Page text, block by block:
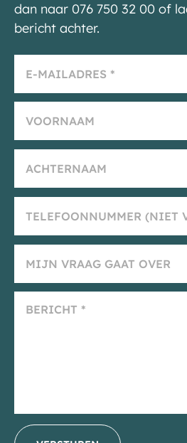
dan naar 076 750 32 00 of
bericht achter.